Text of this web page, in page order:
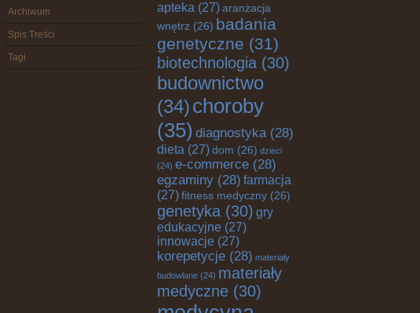
Archiwum
Spis Treści
Tagi
apteka (27) aranżacja
wnętrz (26) badania
genetyczne (31)
biotechnologia (30)
budownictwo
(34)choroby
(35) diagnostyka(28)
dieta (27) dom (26) dzieci
(24) e-commerce (28)
egzaminy (28) farmacja
(27) fitness medyczny (26)
genetyka (30) gry
edukacyjne (27)
innowacje (27)
korepetycje (28) materiały
budowlane (24) materiały
medyczne (30)